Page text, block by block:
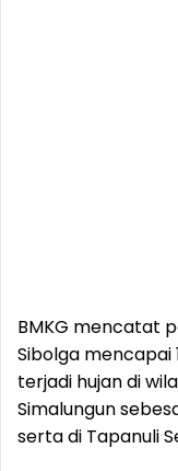
BMKG mencatat
Sibolga mencapai
terjadi hujan di
Simalungun
serta di Tapanuli